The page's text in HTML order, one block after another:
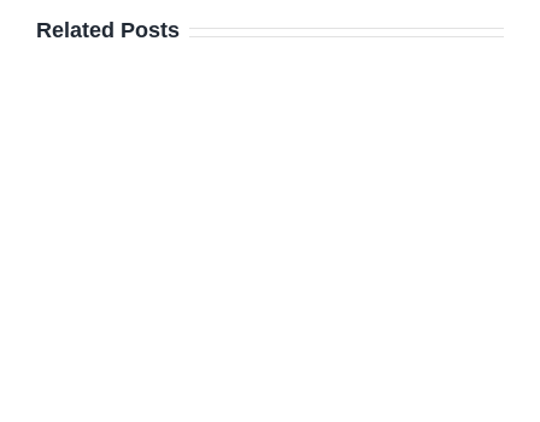
Related Posts